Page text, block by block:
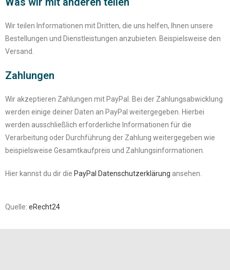
Wir teilen Informationen mit Dritten, die uns helfen, Ihnen unsere
Bestellungen und Dienstleistungen anzubieten. Beispielsweise den
Versand.
Zahlungen
Wir akzeptieren Zahlungen mit PayPal. Bei der Zahlungsabwicklung
werden einige deiner Daten an PayPal weitergegeben. Hierbei
werden ausschließlich erforderliche Informationen für die
Verarbeitung oder Durchführung der Zahlung weitergegeben wie
beispielsweise Gesamtkaufpreis und Zahlungsinformationen.
Hier kannst du dir die PayPal Datenschutzerklärung ansehen.
Quelle: eRecht24